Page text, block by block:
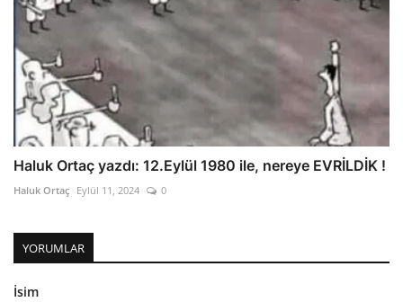
Haluk Ortaç yazdı: 12.Eylül 1980 ile, nereye EVRİLDİK !
Haluk Ortaç Eylül 11, 2024 0
YORUMLAR
İsim